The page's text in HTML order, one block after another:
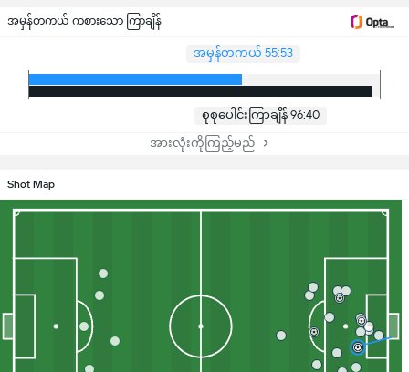
အမှန်တကယ် ကစားသော ကြာချိန်
အမှန်တကယ် 55:53
စုစုပေါင်းကြာချိန် 96:40
အားလုံးကိုကြည့်မည်
Shot Map